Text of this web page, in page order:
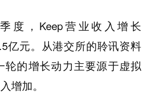
度，Keep营业收入增长
亿元。从港交所的聆讯资料
轮的增长动力主要源于虚拟
增加。